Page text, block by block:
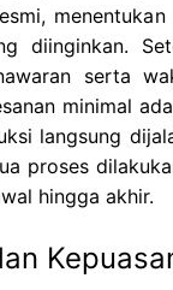
diinginkan.
serta
minimal
langsung
proses
hingga akhir.